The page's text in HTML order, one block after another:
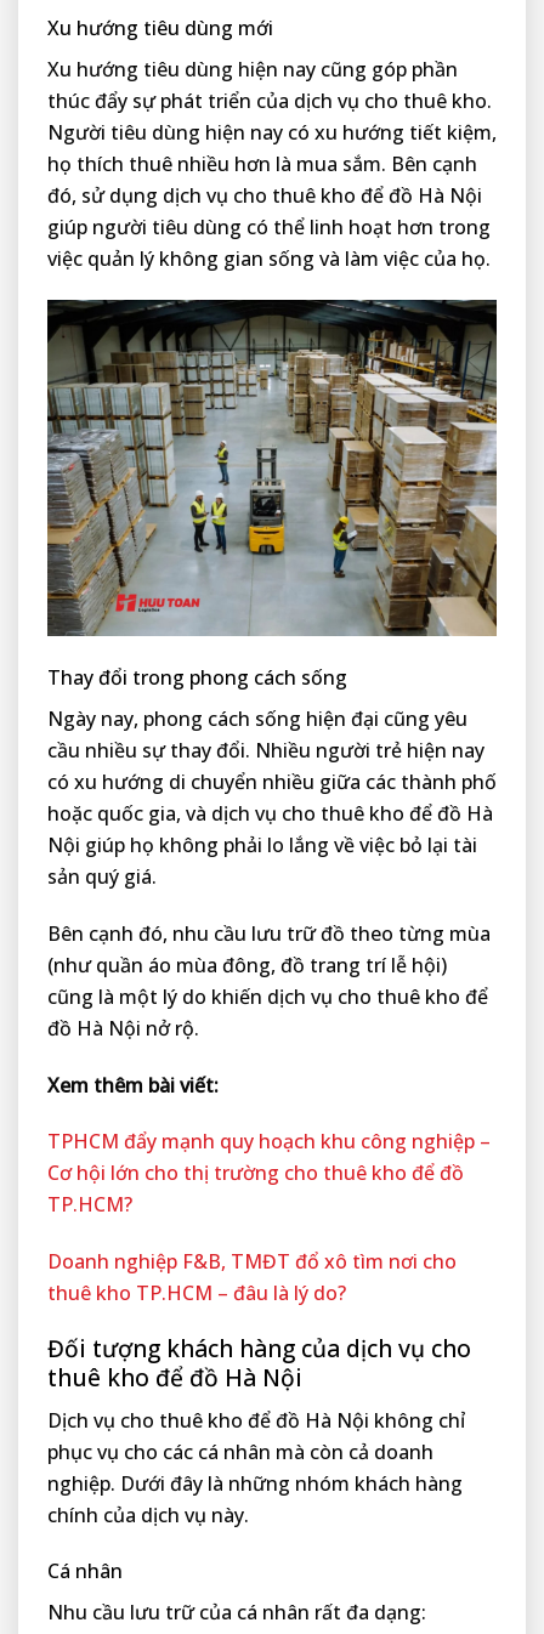
Xu hướng tiêu dùng mới
Xu hướng tiêu dùng hiện nay cũng góp phần
thúc đẩy sự phát triển của dịch vụ cho thuê kho.
Người tiêu dùng hiện nay có xu hướng tiết kiệm,
họ thích thuê nhiều hơn là mua sắm. Bên cạnh
đó, sử dụng dịch vụ cho thuê kho để đồ Hà Nội
giúp người tiêu dùng có thể linh hoạt hơn trong
việc quản lý không gian sống và làm việc của họ.
Thay đổi trong phong cách sống
Ngày nay, phong cách sống hiện đại cũng yêu
cầu nhiều sự thay đổi. Nhiều người trẻ hiện nay
có xu hướng di chuyển nhiều giữa các thành phố
hoặc quốc gia, và dịch vụ cho thuê kho để đồ Hà
Nội giúp họ không phải lo lắng về việc bỏ lại tài
sản quý giá.
Bên cạnh đó, nhu cầu lưu trữ đồ theo từng mùa
(như quần áo mùa đông, đồ trang trí lễ hội)
cũng là một lý do khiến dịch vụ cho thuê kho để
đồ Hà Nội nở rộ.
Xem thêm bài viết:
TPHCM đẩy mạnh quy hoạch khu công nghiệp –
Cơ hội lớn cho thị trường cho thuê kho để đồ
TP.HCM?
Doanh nghiệp F&B, TMĐT đổ xô tìm nơi cho
thuê kho TP.HCM – đâu là lý do?
Đối tượng khách hàng của dịch vụ cho
thuê kho để đồ Hà Nội
Dịch vụ cho thuê kho để đồ Hà Nội không chỉ
phục vụ cho các cá nhân mà còn cả doanh
nghiệp. Dưới đây là những nhóm khách hàng
chính của dịch vụ này.
Cá nhân
Nhu cầu lưu trữ của cá nhân rất đa dạng: